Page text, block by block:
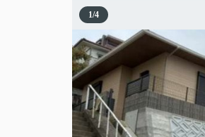
1/4